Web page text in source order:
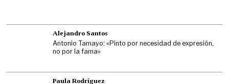
Alejandro Santos
Antonio Tamayo: «Pinto por necesidad de expresión,
no por la fama»
Paula Rodríguez